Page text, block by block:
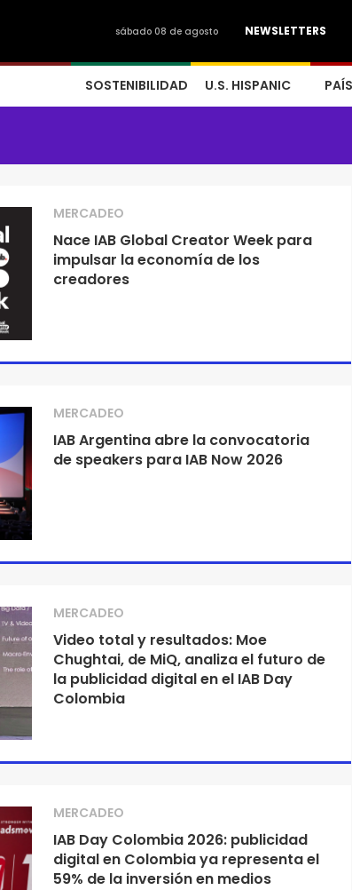
NEWSLETTERS
sábado 08 de agosto
SOSTENIBILIDAD U.S. HISPANIC
MERCADEO
Nace IAB Global Creator Week para
impulsar la economía de los
creadores
MERCADEO
IAB Argentina abre la convocatoria
de speakers para IAB Now 2026
MERCADEO
Video total y resultados: Moe
Chughtai, de MiQ, analiza el futuro de
la publicidad digital en el IAB Day
Colombia
MERCADEO
IAB Day Colombia 2026: publicidad
digital en Colombia ya representa el
59% de la inversión en medios